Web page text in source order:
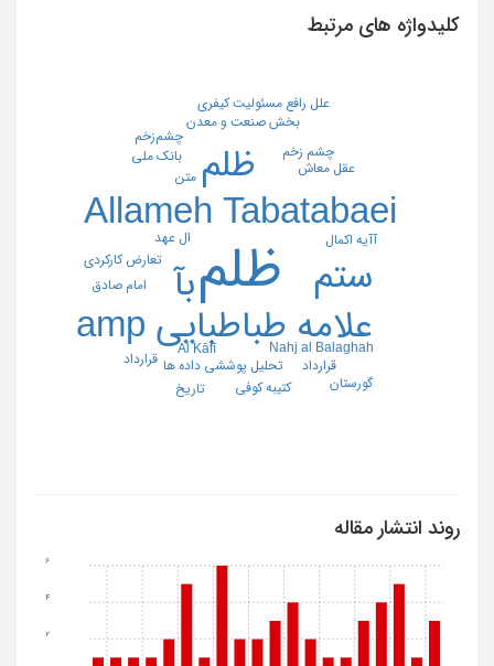
کلیدواژه های مرتبط
ظلم
Allameh Tabatabaei
علامه طباطبایی amp
بآ ستم
ظلم
Al Kāfī Nahj al Balaghah
آآیه اکمال ال عهد
تحلیل پوششی داده ها
تعارض کارکردی
چشم زخم
عقل معاش
قرارداد
کتیبه کوفی
امام صادق
بانک ملی
بخش صنعت و معدن
تاریخ
چشم‌زخم
علل رافع مسئولیت کیفری
قرارداد
گورستان
متن
روند انتشار مقاله
2
4
6